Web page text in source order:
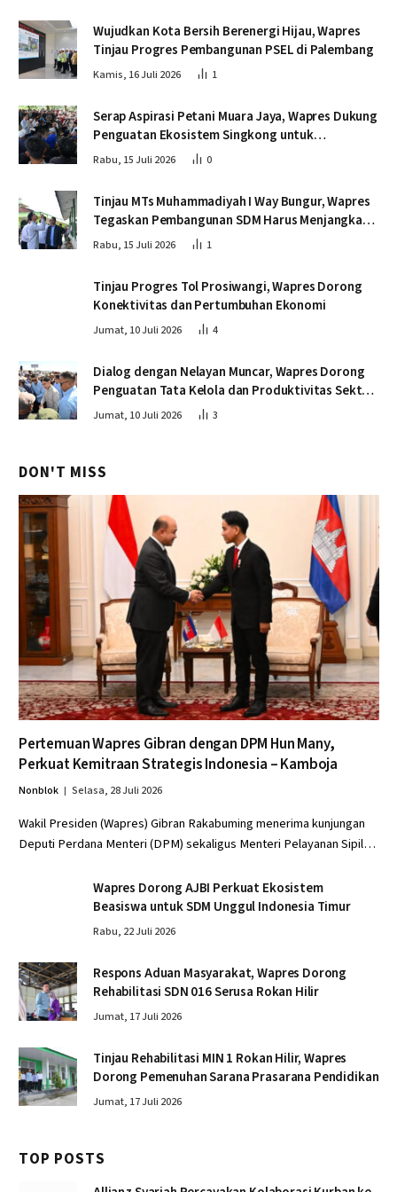
Wujudkan Kota Bersih Berenergi Hijau, Wapres
Tinjau Progres Pembangunan PSEL di Palembang
Kamis, 16 Juli 2026 1
Serap Aspirasi Petani Muara Jaya, Wapres Dukung
Penguatan Ekosistem Singkong untuk
Swasembada Pangan
Rabu, 15 Juli 2026 0
Tinjau MTs Muhammadiyah I Way Bungur, Wapres
Tegaskan Pembangunan SDM Harus Menjangkau
Seluruh Sekolah
Rabu, 15 Juli 2026 1
Tinjau Progres Tol Prosiwangi, Wapres Dorong
Konektivitas dan Pertumbuhan Ekonomi
Jumat, 10 Juli 2026 4
Dialog dengan Nelayan Muncar, Wapres Dorong
Penguatan Tata Kelola dan Produktivitas Sektor
Perikanan
Jumat, 10 Juli 2026 3
DON'T MISS
Pertemuan Wapres Gibran dengan DPM Hun Many,
Perkuat Kemitraan Strategis Indonesia – Kamboja
Nonblok Selasa, 28 Juli 2026
Wakil Presiden (Wapres) Gibran Rakabuming menerima kunjungan
Deputi Perdana Menteri (DPM) sekaligus Menteri Pelayanan Sipil…
Wapres Dorong AJBI Perkuat Ekosistem
Beasiswa untuk SDM Unggul Indonesia Timur
Rabu, 22 Juli 2026
Respons Aduan Masyarakat, Wapres Dorong
Rehabilitasi SDN 016 Serusa Rokan Hilir
Jumat, 17 Juli 2026
Tinjau Rehabilitasi MIN 1 Rokan Hilir, Wapres
Dorong Pemenuhan Sarana Prasarana Pendidikan
Jumat, 17 Juli 2026
TOP POSTS